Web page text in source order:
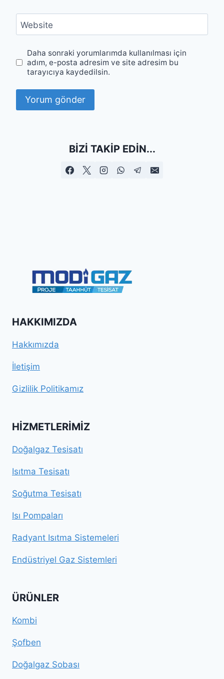
Website
Daha sonraki yorumlarımda kullanılması için
adım, e-posta adresim ve site adresim bu
tarayıcıya kaydedilsin.
BIZI TAKIP EDIN...
HAKKIMIZDA
Hakkımızda
İletişim
Gizlilik Politikamız
HIZMETLERIMIZ
Doğalgaz Tesisatı
Isıtma Tesisatı
Soğutma Tesisatı
Isı Pompaları
Radyant Isıtma Sistemeleri
Endüstriyel Gaz Sistemleri
ÜRÜNLER
Kombi
Şofben
Doğalgaz Sobası